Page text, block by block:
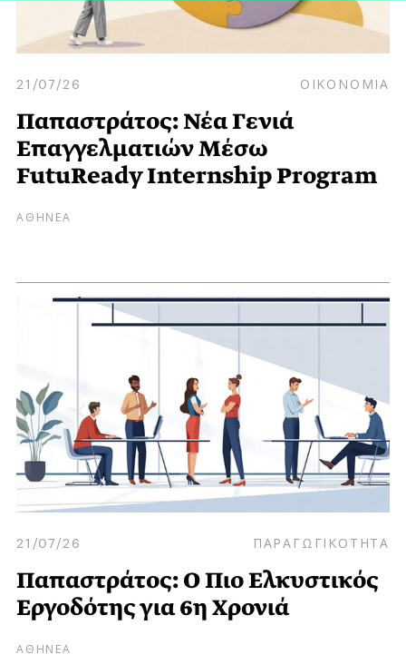
21/07/26 ΟΙΚΟΝΟΜΙΑ
Παπαστράτος: Νέα Γενιά
Επαγγελματιών Μέσω
FutuReady Internship Program
ΑΘΗΝΕΑ
21/07/26 ΠΑΡΑΓΩΓΙΚΟΤΗΤΑ
Παπαστράτος: Ο Πιο Ελκυστικός
Εργοδότης για 6η Χρονιά
ΑΘΗΝΕΑ